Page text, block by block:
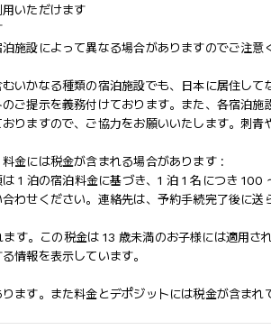
いただけます
施設によって異なる場合がありますのでご注意
いかなる種類の宿泊施設でも、日本に​居住して
ご提示を義務付け​ております。また、各宿泊施
りますの​で、ご協力をお願いいたします。刺青
金には税金が含まれる場合があります :
1 泊の宿泊料金に基づき、1 泊 1 名につき
わせください。連絡先は、予約手続完了後に送
す。この税金は 13 歳未満のお子様には適用され
情報を表示しています。
ます。また料金とデポジットには税金が含まれ